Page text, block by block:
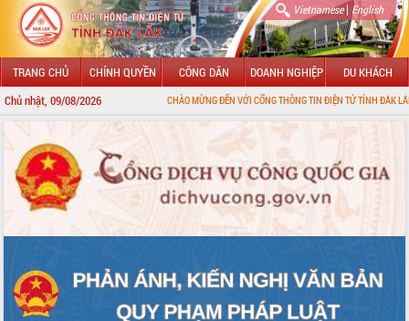
Vietnamese| English
TRANG CHỦ CHÍNH QUYỀN CÔNG DÂN DOANH NGHIỆP DU KHÁCH
Chủ nhật, 09/08/2026 CHÀO MỪNG ĐẾN VỚI CỔNG THÔNG TIN ĐIỆN TỬ TỈNH ĐẮK LẮK
LÃNH ĐẠO UBND TỈNH
TIN TỨC SỰ KIỆN
UBND CÁC XÃ, PHƯỜNG